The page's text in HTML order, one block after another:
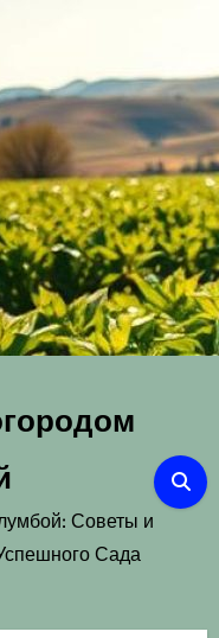
Советы и
Сада